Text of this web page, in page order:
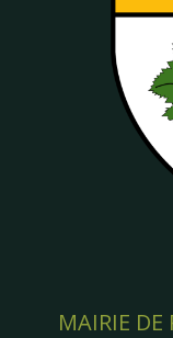
MAIRIE DE